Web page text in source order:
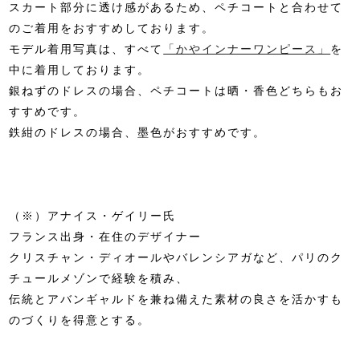
スカート部分に透け感があるため、ペチコートと合わせて
のご着用をおすすめしております。
モデル着用写真は、すべて
「かやインナーワンピース」 を
中に着用しております。
銀ねずのドレスの場合、ペチコートは晒・香色どちらもお
すすめです。
鉄紺のドレスの場合、墨色がおすすめです。
（※）アナイス・ゲイリー氏
フランス出身・在住のデザイナー
クリスチャン・ディオールやバレンシアガなど、パリのク
チュールメゾンで経験を積み、
伝統とアバンギャルドを兼ね備えた素材の良さを活かすも
のづくりを得意とする。